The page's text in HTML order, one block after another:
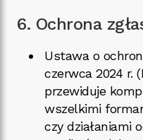
6. Ochrona
Ustawa o
czerwca 2024 r.
przewiduje
wszelkimi
czy działaniami